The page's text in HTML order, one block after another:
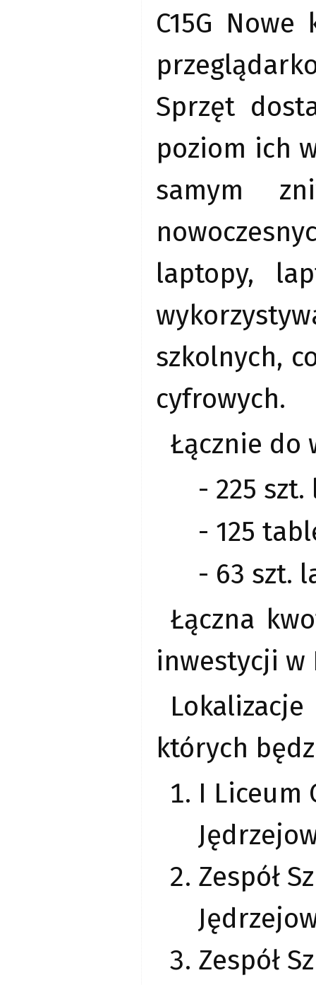
C15G
Sprzęt
poziom ich
samym
laptopy,
szkolnych,
cyfrowych.
Łącznie do
- 225
- 125
- 63 szt.
Łączna
inwestycji w
których
I Liceum
Zespół
Zespół